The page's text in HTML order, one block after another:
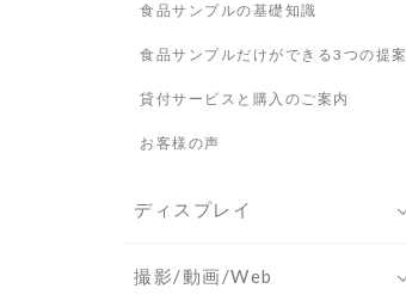
食品サンプルの基礎知識
食品サンプルだけができる3つの提案
貸付サービスと購入のご案内
お客様の声
ディスプレイ
撮影/動画/Web